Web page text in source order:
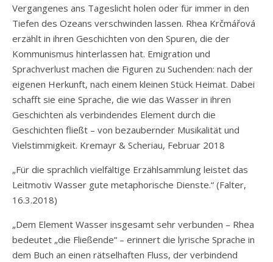
Vergangenes ans Tageslicht holen oder für immer in den
Tiefen des Ozeans verschwinden lassen. Rhea Krčmářová
erzählt in ihren Geschichten von den Spuren, die der
Kommunismus hinterlassen hat. Emigration und
Sprachverlust machen die Figuren zu Suchenden: nach der
eigenen Herkunft, nach einem kleinen Stück Heimat. Dabei
schafft sie eine Sprache, die wie das Wasser in ihren
Geschichten als verbindendes Element durch die
Geschichten fließt – von bezaubernder Musikalität und
Vielstimmigkeit. Kremayr & Scheriau, Februar 2018
„Für die sprachlich vielfältige Erzählsammlung leistet das
Leitmotiv Wasser gute metaphorische Dienste.“ (Falter,
16.3.2018)
„Dem Element Wasser insgesamt sehr verbunden – Rhea
bedeutet „die Fließende“ – erinnert die lyrische Sprache in
dem Buch an einen rätselhaften Fluss, der verbindend